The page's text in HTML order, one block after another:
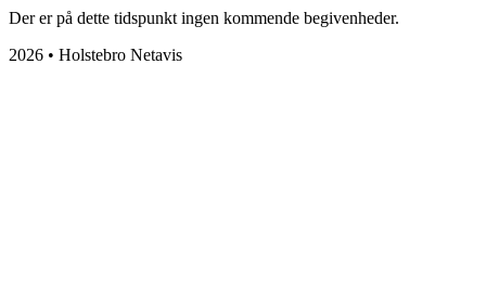
Der er på dette tidspunkt ingen kommende begivenheder.
2026 • Holstebro Netavis